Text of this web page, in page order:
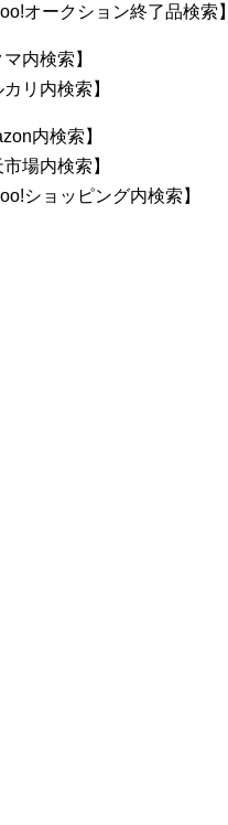
オークション終了品検索】
マ内検索】
カリ内検索】
内検索】
市場内検索】
ショッピング内検索】